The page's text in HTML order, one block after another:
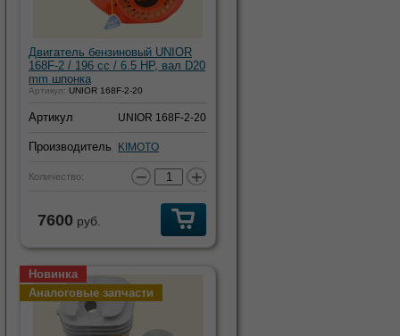
Двигатель бензиновый UNIOR
168F-2 / 196 cc / 6.5 HP, вал D20
mm шпонка
Артикул: UNIOR 168F-2-20
Артикул UNIOR 168F-2-20
Производитель KIMOTO
Количество: − +
7600 руб.
Новинка
Аналоговые запчасти